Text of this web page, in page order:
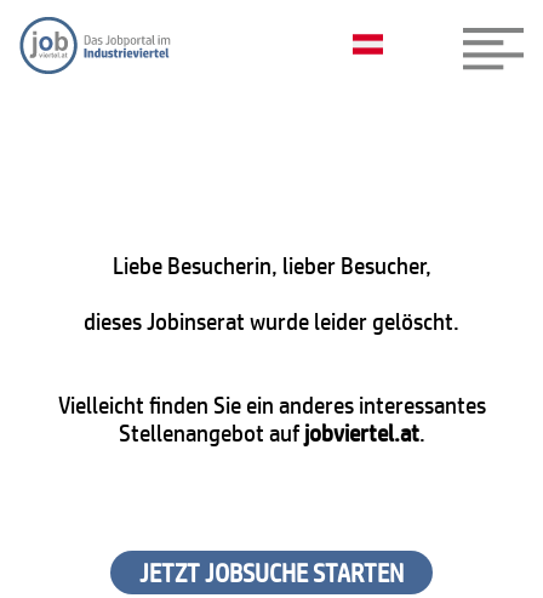
Liebe Besucherin, lieber Besucher,
dieses Jobinserat wurde leider gelöscht.
Vielleicht finden Sie ein anderes interessantes
Stellenangebot aufjobviertel.at.
JETZT JOBSUCHE STARTEN